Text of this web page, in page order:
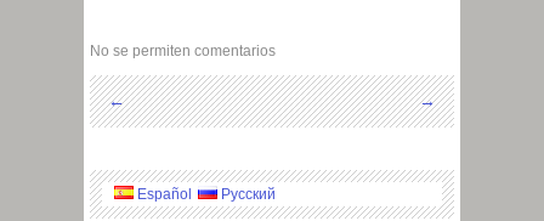
No se permiten comentarios
← →
Español Русский